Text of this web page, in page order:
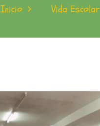
Inicio Vida Escolar